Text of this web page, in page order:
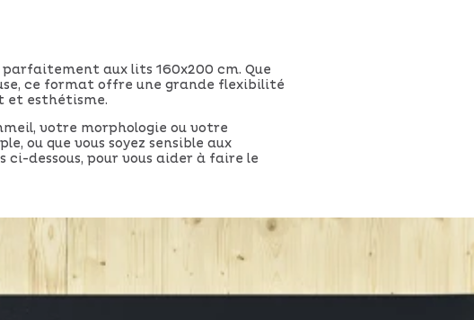
aux lits 160x200 cm. Que
ce format offre une grande flexibilité
et esthétisme.
votre morphologie ou votre
ou que vous soyez sensible aux
ci-dessous, pour vous aider à faire le